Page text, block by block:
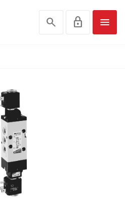
search lock menu